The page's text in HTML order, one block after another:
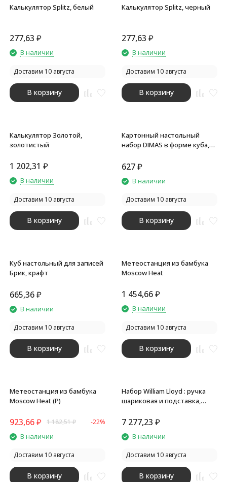
Калькулятор Splitz, белый
277,63 ₽
В наличии
Доставим 10 августа
В корзину
Калькулятор Splitz, черный
277,63 ₽
В наличии
Доставим 10 августа
В корзину
Калькулятор Золотой,
золотистый
1 202,31 ₽
В наличии
Доставим 10 августа
В корзину
Картонный настольный
набор DIMAS в форме куба,
627₽
В наличии
Доставим 10 августа
В корзину
Куб настольный для записей
Брик, крафт
665,36₽
В наличии
Доставим 10 августа
В корзину
Метеостанция из бамбука
Moscow Heat
1 454,66₽
В наличии
Доставим 10 августа
В корзину
Метеостанция из бамбука
Moscow Heat (P)
923,66₽ 1 182,51₽ -22%
В наличии
Доставим 10 августа
В корзину
Набор William Lloyd : ручка
шариковая и подставка,
7 277,23 ₽
В наличии
Доставим 10 августа
В корзину